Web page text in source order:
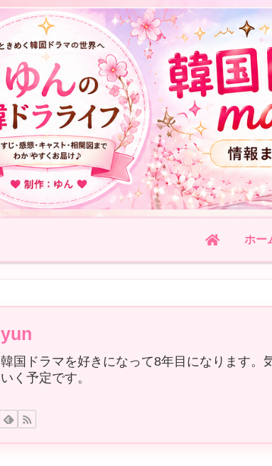
ホー
yun
韓国ドラマを好きになって8年目になります。
いく予定です。